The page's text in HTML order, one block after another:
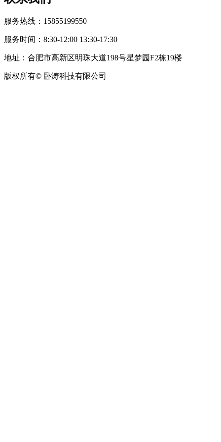
服务热线：15855199550
服务时间：8:30-12:00 13:30-17:30
地址：合肥市高新区明珠大道198号星梦园F2栋19楼
版权所有© 卧涛科技有限公司